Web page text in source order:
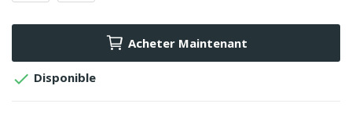
Acheter Maintenant
 Disponible